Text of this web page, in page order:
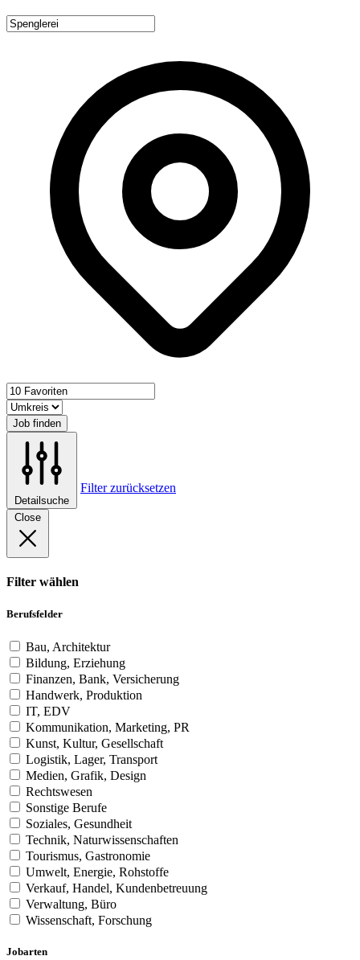
Job finden
Detailsuche
Filter zurücksetzen
Close
Filter wählen
Berufsfelder
Bau, Architektur
Bildung, Erziehung
Finanzen, Bank, Versicherung
Handwerk, Produktion
IT, EDV
Kommunikation, Marketing, PR
Kunst, Kultur, Gesellschaft
Logistik, Lager, Transport
Medien, Grafik, Design
Rechtswesen
Sonstige Berufe
Soziales, Gesundheit
Technik, Naturwissenschaften
Tourismus, Gastronomie
Umwelt, Energie, Rohstoffe
Verkauf, Handel, Kundenbetreuung
Verwaltung, Büro
Wissenschaft, Forschung
Jobarten